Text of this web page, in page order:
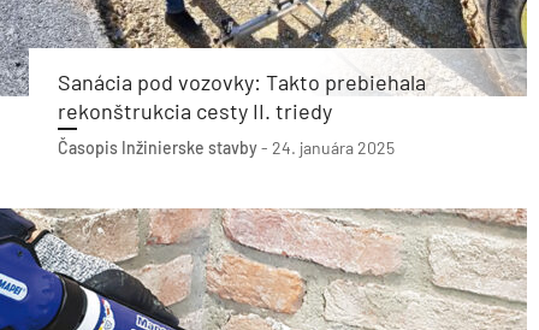
Sanácia pod vozovky: Takto prebiehala
rekonštrukcia cesty II. triedy
Časopis Inžinierske stavby- 24. januára 2025